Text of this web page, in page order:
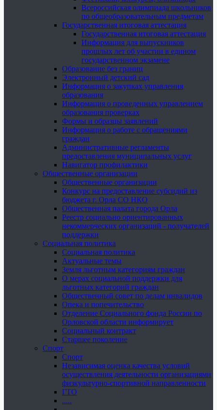
Всероссийская олимпиада школьников
по общеобразовательным предметам
Государственная итоговая аттестация
Государственная итоговая аттестация
Информация для выпускников
прошлых лет об участии в едином
государственном экзамене
Образование без границ
Электронный детский сад
Информация о закупках управления
образования
Информация о проведенных управлением
образования проверках
Формы и образцы заявлений
Информация о работе с обращениями
граждан
Административные регламенты
предоставления муниципальных услуг
Навигатор профилактики
Общественные организации
Общественные организации
Конкурс на предоставление субсидий из
бюджета г. Орла СО НКО
Общественная палата города Орла
Реестр социально ориентированных
некоммерческих организаций - получателей
поддержки
Социальная политика
Социальная политика
Актуальные темы
Земля льготным категориям граждан
О мерах социальной поддержки для
льготных категорий граждан
Общественный совет по делам инвалидов
Опека и попечительство
Отделение Социального фонда России по
Орловской области информирует
Социальный контракт
Старшее поколение
Спорт
Спорт
Независимая оценка качества условий
осуществления деятельности организациями
физкультурно-спортивной направленности
ГТО
.....